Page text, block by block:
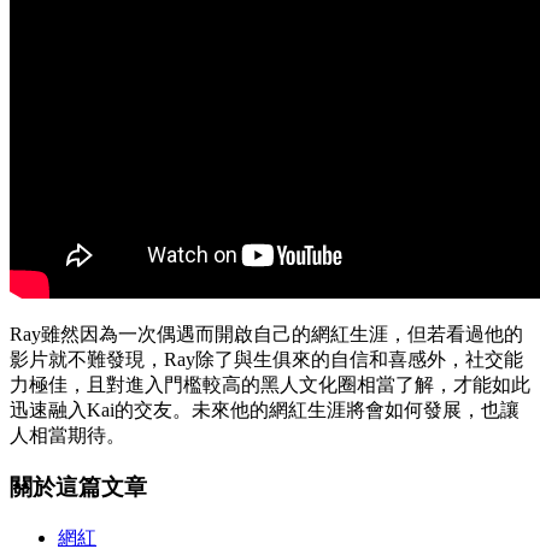
Ray雖然因為一次偶遇而開啟自己的網紅生涯，但若看過他的
影片就不難發現，Ray除了與生俱來的自信和喜感外，社交能
力極佳，且對進入門檻較高的黑人文化圈相當了解，才能如此
迅速融入Kai的交友。未來他的網紅生涯將會如何發展，也讓
人相當期待。
關於這篇文章
網紅